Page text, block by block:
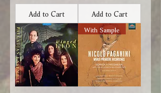
Add to Cart
Add to Cart
With Sample